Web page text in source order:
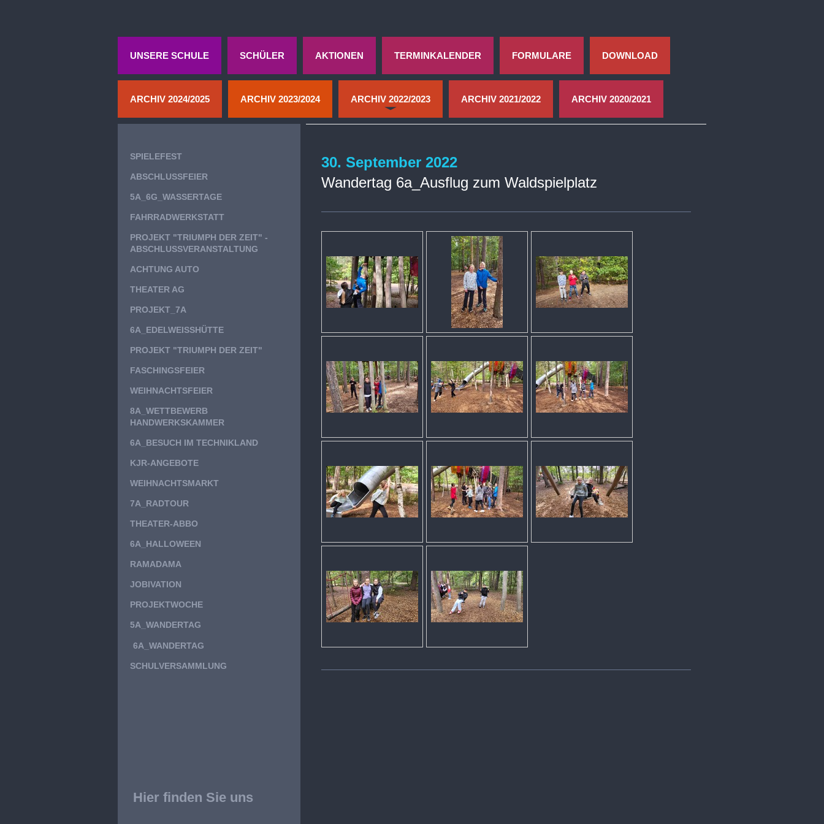
UNSERE SCHULE SCHÜLER AKTIONEN TERMINKALENDER FORMULARE DOWNLOAD
ARCHIV 2024/2025 ARCHIV 2023/2024 ARCHIV 2022/2023 ARCHIV 2021/2022 ARCHIV 2020/2021
30. September 2022
Wandertag 6a_Ausflug zum Waldspielplatz
SPIELEFEST
ABSCHLUSSFEIER
5A_6G_WASSERTAGE
FAHRRADWERKSTATT
PROJEKT "TRIUMPH DER ZEIT" -
ABSCHLUSSVERANSTALTUNG
ACHTUNG AUTO
THEATER AG
PROJEKT_7A
6A_EDELWEISSHÜTTE
PROJEKT "TRIUMPH DER ZEIT"
FASCHINGSFEIER
WEIHNACHTSFEIER
8A_WETTBEWERB
HANDWERKSKAMMER
6A_BESUCH IM TECHNIKLAND
KJR-ANGEBOTE
WEIHNACHTSMARKT
7A_RADTOUR
THEATER-ABBO
6A_HALLOWEEN
RAMADAMA
JOBIVATION
PROJEKTWOCHE
5A_WANDERTAG
6A_WANDERTAG
SCHULVERSAMMLUNG
Hier finden Sie uns